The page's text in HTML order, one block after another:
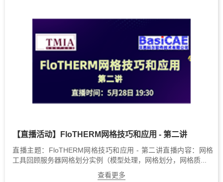
【直播活动】FloTHERM网格技巧和应用 - 第二讲
直播主题：FloTHERM网格技巧和应用 - 第二讲直播内容：网格
工具回顾服务器网格划分实例（模型处理，网格划分，网格质...
查看更多